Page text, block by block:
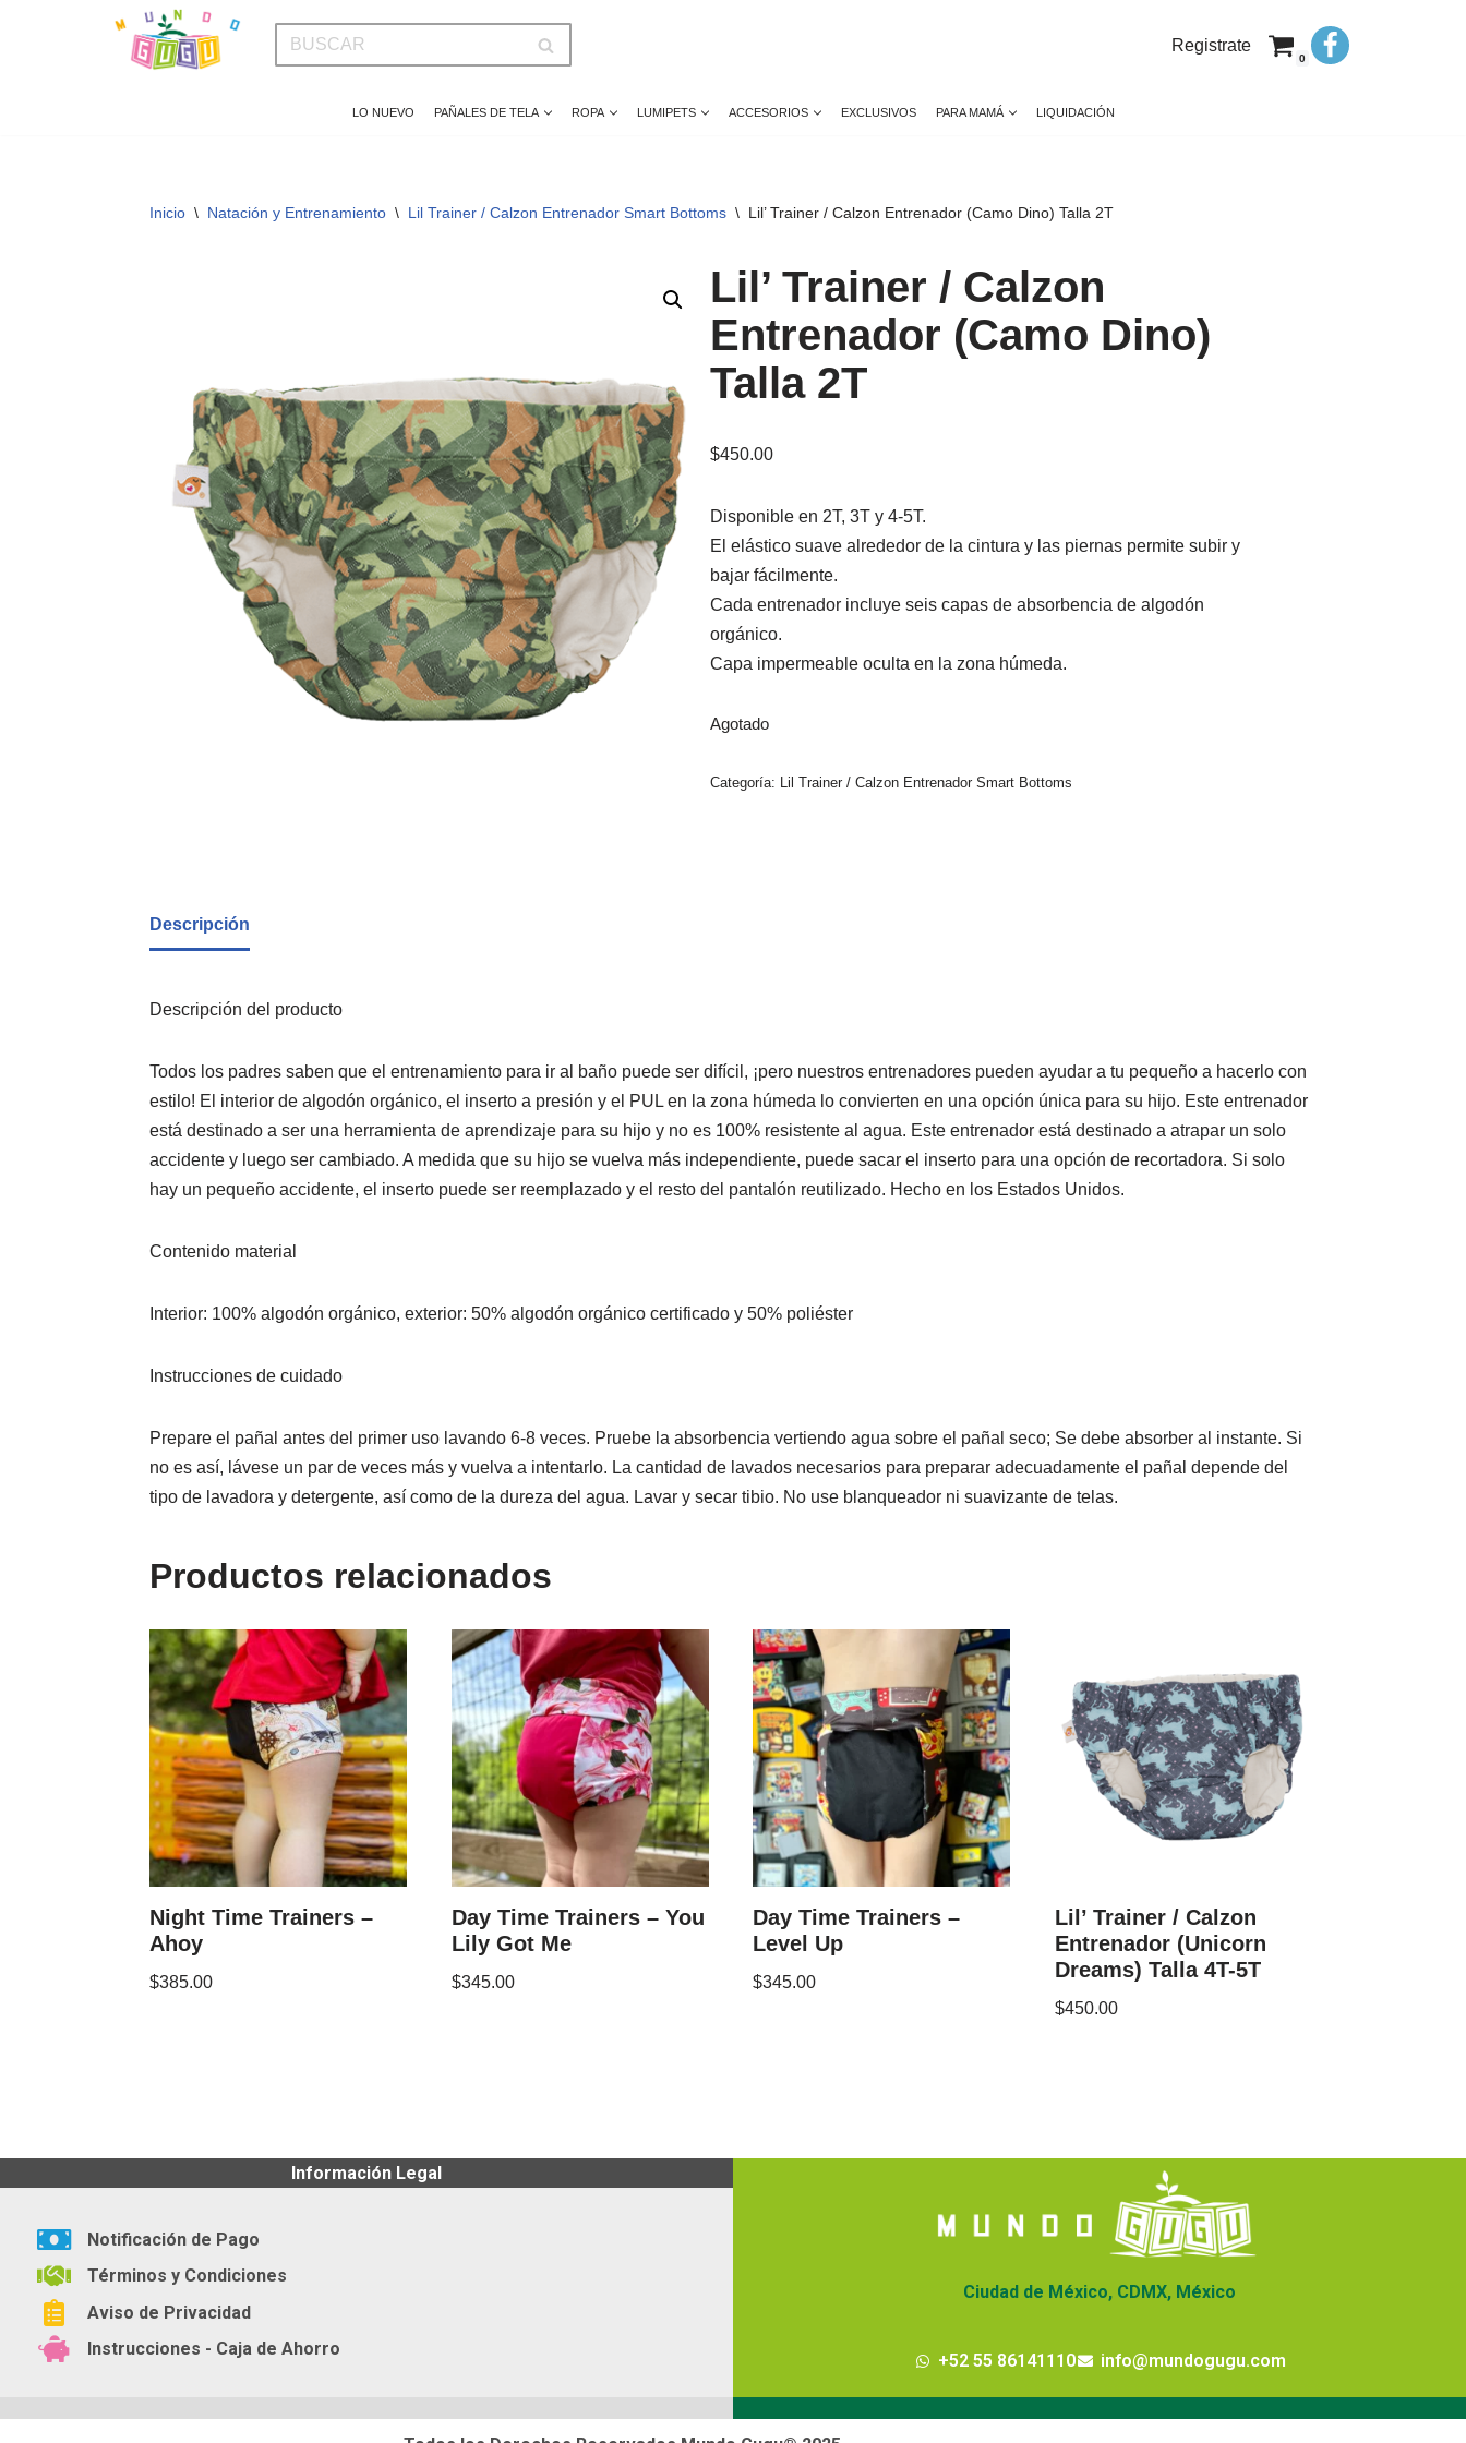
Registrate
0
LO NUEVO PAÑALES DE TELA ROPA LUMIPETS ACCESORIOS EXCLUSIVOS PARA MAMÁ LIQUIDACIÓN
Inicio \ Natación y Entrenamiento \ Lil Trainer / Calzon Entrenador Smart Bottoms \ Lil’ Trainer / Calzon Entrenador (Camo Dino) Talla 2T
Lil’ Trainer / Calzon
Entrenador (Camo Dino)
Talla 2T
$450.00
Disponible en 2T, 3T y 4-5T.
El elástico suave alrededor de la cintura y las piernas permite subir y
bajar fácilmente.
Cada entrenador incluye seis capas de absorbencia de algodón
orgánico.
Capa impermeable oculta en la zona húmeda.
Agotado
Categoría: Lil Trainer / Calzon Entrenador Smart Bottoms
Descripción
Descripción del producto
Todos los padres saben que el entrenamiento para ir al baño puede ser difícil, ¡pero nuestros entrenadores pueden ayudar a tu pequeño a hacerlo con
estilo! El interior de algodón orgánico, el inserto a presión y el PUL en la zona húmeda lo convierten en una opción única para su hijo. Este entrenador
está destinado a ser una herramienta de aprendizaje para su hijo y no es 100% resistente al agua. Este entrenador está destinado a atrapar un solo
accidente y luego ser cambiado. A medida que su hijo se vuelva más independiente, puede sacar el inserto para una opción de recortadora. Si solo
hay un pequeño accidente, el inserto puede ser reemplazado y el resto del pantalón reutilizado. Hecho en los Estados Unidos.
Contenido material
Interior: 100% algodón orgánico, exterior: 50% algodón orgánico certificado y 50% poliéster
Instrucciones de cuidado
Prepare el pañal antes del primer uso lavando 6-8 veces. Pruebe la absorbencia vertiendo agua sobre el pañal seco; Se debe absorber al instante. Si
no es así, lávese un par de veces más y vuelva a intentarlo. La cantidad de lavados necesarios para preparar adecuadamente el pañal depende del
tipo de lavadora y detergente, así como de la dureza del agua. Lavar y secar tibio. No use blanqueador ni suavizante de telas.
Productos relacionados
Night Time Trainers –
Ahoy
$385.00
Day Time Trainers – You
Lily Got Me
$345.00
Day Time Trainers –
Level Up
$345.00
Lil’ Trainer / Calzon
Entrenador (Unicorn
Dreams) Talla 4T-5T
$450.00
Información Legal
Notificación de Pago
Términos y Condiciones
Aviso de Privacidad
Instrucciones - Caja de Ahorro
Ciudad de México, CDMX, México
+52 55 86141110 info@mundogugu.com